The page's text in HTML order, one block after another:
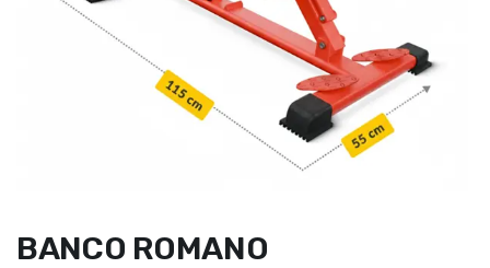
BANCO ROMANO